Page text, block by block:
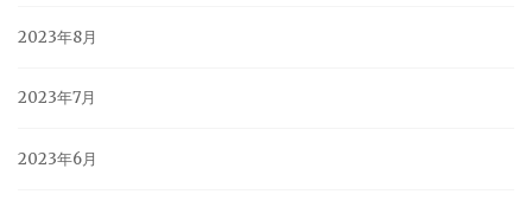
2023年8月
2023年7月
2023年6月